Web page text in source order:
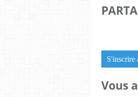
S'inscrire
Vous